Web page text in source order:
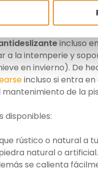
es muy importante
patio con piscina.
también debe ser
incluso
a la intemperie y
en invierno). De
incluso si entra
de la
disponibles:
rústico o natural a
natural o
se calienta